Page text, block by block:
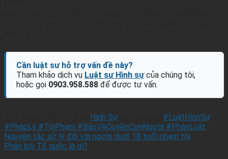
Cần luật sư hỗ trợ vấn đề này?
Tham khảo dịch vụ Luật sư Hình sựcủa chúng tôi,
hoặc gọi 0903.958.588 để được tư vấn.
Hình Sự
#LuậtHìnhSự
#PhápLý #TộiPhạm #BảoVệQuyềnConNgười #PhânLuật
Nguyên tắc xử lý đối với người dưới 18 tuổi phạm tội
Phản bội Tổ quốc là gì?